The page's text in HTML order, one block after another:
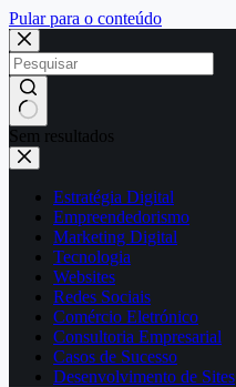
Pular para o conteúdo
Sem resultados
Estratégia Digital
Empreendedorismo
Marketing Digital
Tecnologia
Websites
Redes Sociais
Comércio Eletrónico
Consultoria Empresarial
Casos de Sucesso
Desenvolvimento de Sites